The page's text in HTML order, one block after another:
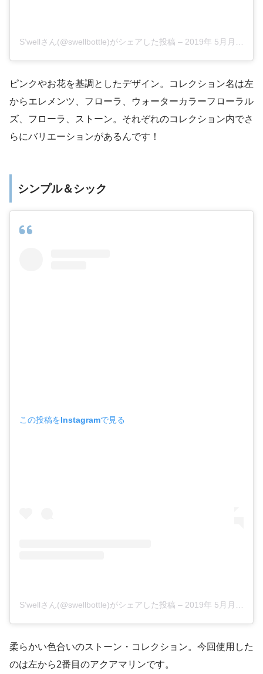
S’wellさん(@swellbottle)がシェアした投稿 – 2019年 5月月8日午後12時53分PDT
ピンクやお花を基調としたデザイン。コレクション名は左
からエレメンツ、フローラ、 ウォーターカラーフローラル
ズ、 フローラ、ストーン。それぞれのコレクション内でさ
らにバリエーションがあるんです！
シンプル＆シック
この投稿をInstagramで見る
S’wellさん(@swellbottle)がシェアした投稿 – 2019年 5月月18日午前8時22分PDT
柔らかい色合いのストーン・コレクション。今回使用した
のは左から2番目のアクアマリンです。